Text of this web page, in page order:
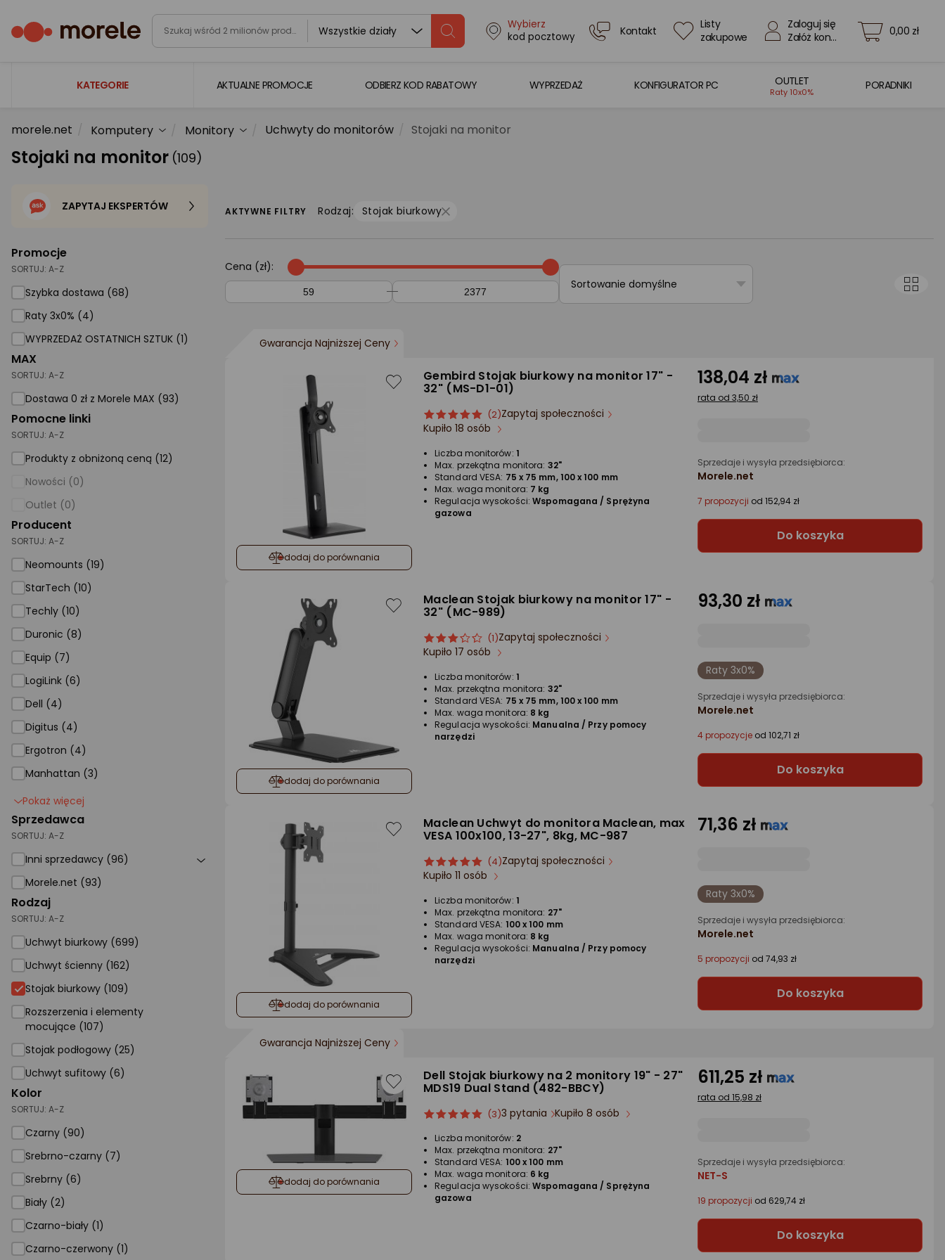
Wszystkie działy
Wybierz
kod pocztowy
Kontakt
Listy
zakupowe
Zaloguj się
Załóż konto
0,00 zł
KATEGORIE
Laptopy
Komputery
Gaming
Telewizory i audio
Foto i kamery
AGD duże
AGD małe
Dom i ogród
Biuro i firma
Sport i turystyka
Supermarket
Strefa marek
AKTUALNE PROMOCJE ODBIERZ KOD RABATOWY WYPRZEDAŻ KONFIGURATOR PC OUTLET
Raty 10x0%
PORADNIKI
morele.net Komputery Monitory Uchwyty do monitorów Stojaki na monitor
Stojaki na monitor (109)
Promocje
SORTUJ: A-Z
Szybka dostawa (68)
Raty 3x0% (4)
WYPRZEDAŻ OSTATNICH SZTUK (1)
MAX
SORTUJ: A-Z
Dostawa 0 zł z Morele MAX (93)
Pomocne linki
SORTUJ: A-Z
Produkty z obniżoną ceną (12)
Nowości (0)
Outlet (0)
Producent
SORTUJ: A-Z
Neomounts (19)
StarTech (10)
Techly (10)
Duronic (8)
Equip (7)
LogiLink (6)
Dell (4)
Digitus (4)
Ergotron (4)
Manhattan (3)
Pokaż więcej
Sprzedawca
SORTUJ: A-Z
Inni sprzedawcy (96)
Morele.net (93)
Rodzaj
SORTUJ: A-Z
Uchwyt biurkowy (699)
Uchwyt ścienny (162)
Stojak biurkowy
Stojak biurkowy (109)
Rozszerzenia i elementy
mocujące (107)
Stojak podłogowy (25)
Uchwyt sufitowy (6)
Kolor
SORTUJ: A-Z
Czarny (90)
Srebrno-czarny (7)
Srebrny (6)
Biały (2)
Czarno-biały (1)
Czarno-czerwony (1)
ZAPYTAJ EKSPERTÓW AKTYWNE FILTRY Rodzaj: Stojak biurkowy
Cena (zł):
Sortowanie domyślne
Gwarancja Najniższej Ceny
dodaj do porównania
Gembird Stojak biurkowy na monitor 17" -
32" (MS-D1-01)
ocena
produktu
gwiazdki
Ocena
produktu
(2)Zapytaj społeczności
Kupiło 18 osób
Liczba monitorów: 1
Max. przekątna monitora: 32"
Standard VESA: 75 x 75 mm, 100 x 100 mm
Max. waga monitora: 7 kg
Regulacja wysokości:Wspomagana / Sprężyna
gazowa
138,04 zł
rata od 3,50 zł
Sprzedaje i wysyła przedsiębiorca:
Morele.net
7 propozycji od 152,94 zł
Do koszyka
dodaj do porównania
Maclean Stojak biurkowy na monitor 17" -
32" (MC-989)
ocena
produktu
gwiazdki
Ocena
produktu
(1)Zapytaj społeczności
Kupiło 17 osób
Liczba monitorów: 1
Max. przekątna monitora: 32"
Standard VESA: 75 x 75 mm, 100 x 100 mm
Max. waga monitora: 8 kg
Regulacja wysokości: Manualna / Przy pomocy
narzędzi
93,30 zł
Raty 3x0%
Sprzedaje i wysyła przedsiębiorca:
Morele.net
4 propozycje od 102,71 zł
Do koszyka
dodaj do porównania
Maclean Uchwyt do monitora Maclean, max
VESA 100x100, 13-27", 8kg, MC-987
ocena
produktu
gwiazdki
Ocena
produktu
(4)Zapytaj społeczności
Kupiło 11 osób
Liczba monitorów: 1
Max. przekątna monitora: 27"
Standard VESA: 100 x 100 mm
Max. waga monitora: 8 kg
Regulacja wysokości: Manualna / Przy pomocy
narzędzi
71,36 zł
Raty 3x0%
Sprzedaje i wysyła przedsiębiorca:
Morele.net
5 propozycji od 74,93 zł
Do koszyka
Gwarancja Najniższej Ceny
dodaj do porównania
Dell Stojak biurkowy na 2 monitory 19" - 27"
MDS19 Dual Stand (482-BBCY)
ocena
5/5
gwiazdki
Ocena
(3)3 pytania Kupiło 8 osób
Liczba monitorów: 2
Max. przekątna monitora: 27"
Standard VESA: 100 x 100 mm
Max. waga monitora: 6 kg
Regulacja wysokości:Wspomagana / Sprężyna
gazowa
611,25 zł
rata od 15,98 zł
Sprzedaje i wysyła przedsiębiorca:
NET-S
19 propozycji od 629,74 zł
Do koszyka